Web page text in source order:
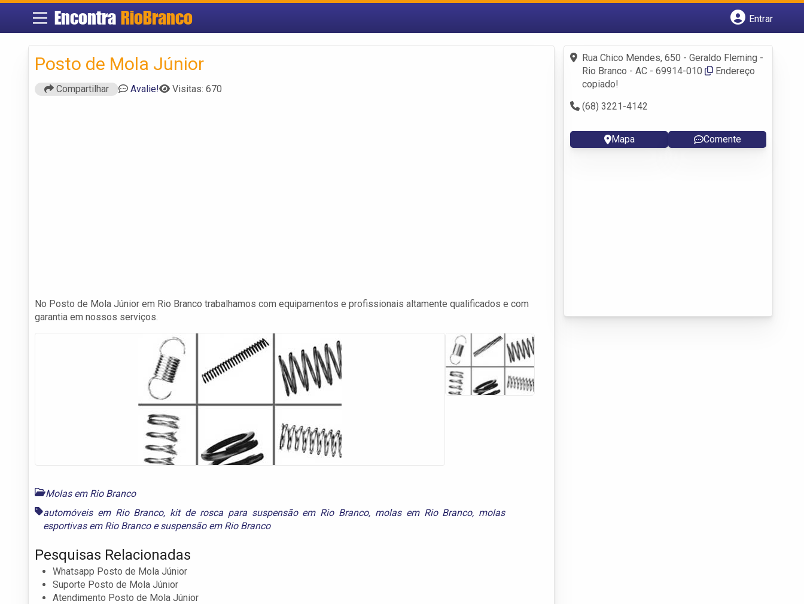
Encontra RioBranco
Entrar
Fazer login
Criar conta
Posto de Mola Júnior
Compartilhar Avalie! Visitas: 670
No Posto de Mola Júnior em Rio Branco trabalhamos com equipamentos e profissionais altamente qualificados e com
garantia em nossos serviços.
Molas em Rio Branco
automóveis em Rio Branco, kit de rosca para suspensão em Rio Branco, molas em Rio Branco, molas
esportivas em Rio Brancoesuspensão em Rio Branco
Pesquisas Relacionadas
Whatsapp Posto de Mola Júnior
Suporte Posto de Mola Júnior
Atendimento Posto de Mola Júnior
Rua Chico Mendes, 650 - Geraldo Fleming -
Rio Branco - AC - 69914-010
Endereço
copiado!
(68) 3221-4142
Mapa Comente